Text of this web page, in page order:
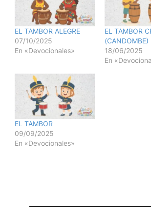
EL TAMBOR ALEGRE
07/10/2025
En «Devocionales»
EL TAMBOR
(CANDOMBE)
18/06/2025
En
EL TAMBOR
09/09/2025
En «Devocionales»